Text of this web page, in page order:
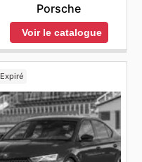
Porsche
Voir le catalogue
Expiré